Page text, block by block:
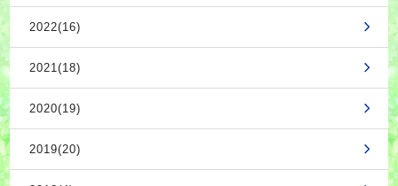
2022(16)
2021(18)
2020(19)
2019(20)